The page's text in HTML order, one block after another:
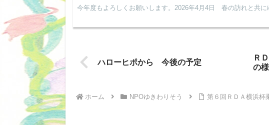
今年度もよろしくお願いします。2026年4月4日 春の訪れと共に
ハローヒポから 今後の予定
Ｒ
の
ホーム NPOゆきわりそう 第６回ＲＤＡ横浜杯